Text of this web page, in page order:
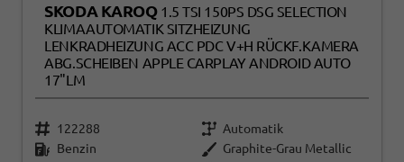
SKODA KAROQ 1.5 TSI 150PS DSG SELECTION
KLIMAAUTOMATIK SITZHEIZUNG
LENKRADHEIZUNG ACC PDC V+H RÜCKF.KAMERA
ABG.SCHEIBEN APPLE CARPLAY ANDROID AUTO
17"LM
122288
Automatik
Benzin
Graphite-Grau Metallic